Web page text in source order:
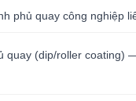
phủ quay công nghiệp
quay (dip/roller coating)